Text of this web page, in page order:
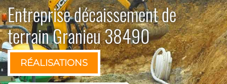
Entreprise décaissement de
terrain Granieu 38490
RÉALISATIONS